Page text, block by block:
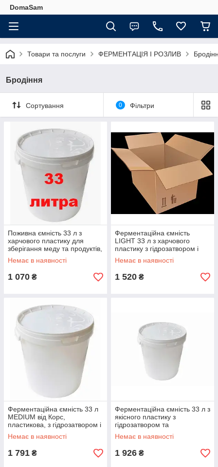
DomaSam
Товари та послуги ФЕРМЕНТАЦІЯ І РОЗЛИВ
Бродіння
Сортування 0 Фільтри
Поживна ємність 33 л з
харчового пластику для
зберігання меду та продуктів,
висота 390 мм, діаметр 380
мм, Польща
Немає в наявності
1 070 ₴
Ферментаційна ємність
LIGHT 33 л з харчового
пластику з гідрозатвором і
термометром, Польща
Немає в наявності
1 520 ₴
Ферментаційна ємність 33 л
MEDIUM від Корс,
пластикова, з гідрозатвором і
термометром для
приготування сусла
Немає в наявності
1 791 ₴
Ферментаційна ємність 33 л з
якісного пластику з
гідрозатвором та
вимірювальною наклейкою,
Польща
Немає в наявності
1 926 ₴